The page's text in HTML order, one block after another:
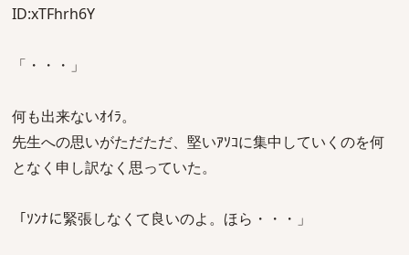
ID:xTFhrh6Y
「・・・」
何も出来ないｵｲﾗ。
先生への思いがただただ、堅いｱｿｺに集中していくのを何
となく申し訳なく思っていた。
「ｿﾝﾅに緊張しなくて良いのよ。ほら・・・」